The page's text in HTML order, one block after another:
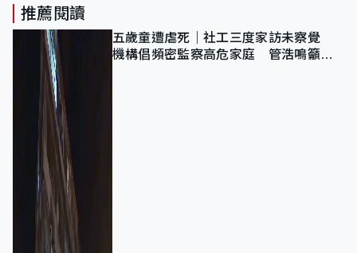
推薦閱讀
五歲童遭虐死｜社工三度家訪未察覺
機構倡頻密監察高危家庭 管浩鳴籲加